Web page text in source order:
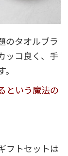
のタオルブラ
ッコ良く、手
という魔法の
フトセットは